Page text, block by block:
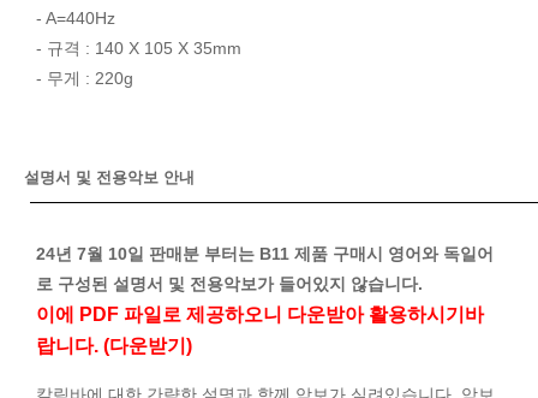
- A=440Hz
- 규격 : 140 X 105 X 35mm
- 무게 : 220g
설명서 및 전용악보 안내
24년 7월 10일 판매분 부터는 B11 제품 구매시 영어와 독일어
로 구성된 설명서 및 전용악보가 들어있지 않습니다.
이에 PDF 파일로 제공하오니 다운받아 활용하시기바
랍니다. (다운받기)